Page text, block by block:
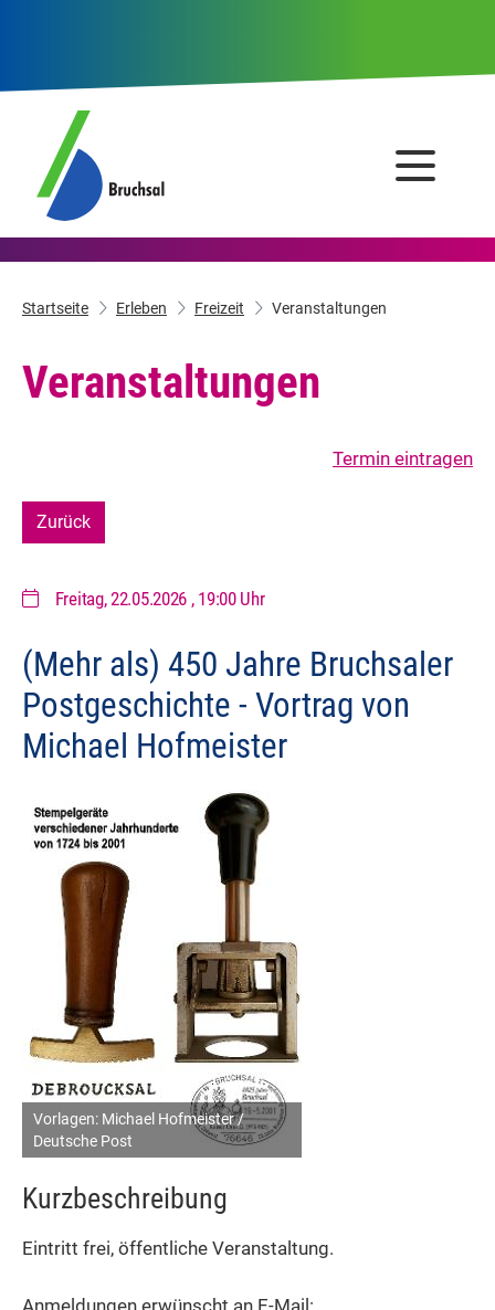
Startseite Erleben Freizeit Veranstaltungen
Veranstaltungen
Termin eintragen
Zurück
Freitag, 22.05.2026 , 19:00 Uhr
(Mehr als) 450 Jahre Bruchsaler
Postgeschichte - Vortrag von
Michael Hofmeister
Vorlagen: Michael Hofmeister /
Deutsche Post
Kurzbeschreibung
Eintritt frei, öffentliche Veranstaltung.